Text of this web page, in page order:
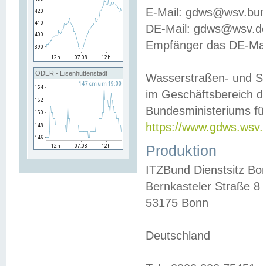
ODER - Eisenhüttenstadt
E-Mail:
DE-Mail:
Empfänger das DE-
Wasserstraßen- und
im Geschäftsbereich
Bundesministeriums
https://
Produktion
ITZBund Dienstsitz
Bernkasteler Straße 8
53175 Bonn
Deutschland